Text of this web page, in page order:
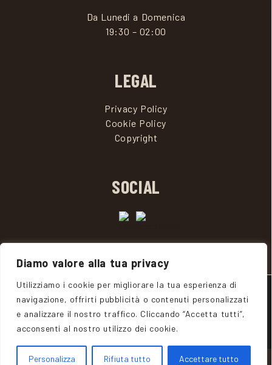
Diamo valore alla tua privacy
Utilizziamo i cookie per migliorare la tua esperienza di
navigazione, offrirti pubblicità o contenuti personalizzati
e analizzare il nostro traffico. Cliccando “Accetta tutti”,
acconsenti al nostro utilizzo dei cookie.
Personalizza Rifiuta tutto Accettare tutto
Da Lunedi a Domenica
19:30 – 02:00
LEGAL
Privacy Policy
Cookie Policy
Copyright
SOCIAL
designed by